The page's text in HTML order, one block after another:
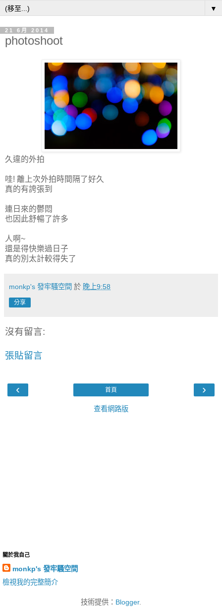
▼
21 6月 2014
photoshoot
久違的外拍
哇! 離上次外拍時間隔了好久
真的有誇張到
連日來的鬱悶
也因此舒暢了許多
人啊~
還是得快樂過日子
真的別太計較得失了
monkp's 發牢騷空間 於 晚上9:58
分享
沒有留言:
張貼留言
‹ ›
首頁
查看網路版
關於我自己
monkp's 發牢騷空間
檢視我的完整簡介
技術提供： Blogger.